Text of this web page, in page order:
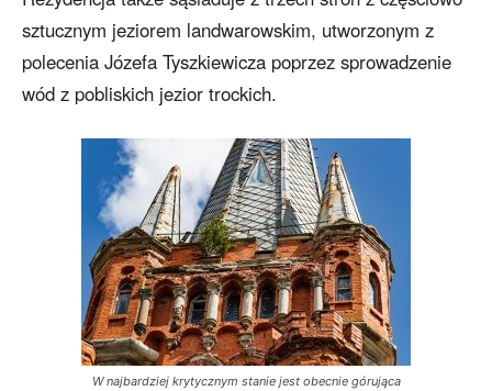
sztucznym jeziorem landwarowskim, utworzonym z
polecenia Józefa Tyszkiewicza poprzez sprowadzenie
wód z pobliskich jezior trockich.
W najbardziej krytycznym stanie jest obecnie górująca